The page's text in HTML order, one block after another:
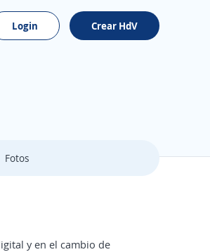
Login Crear HdV
Fotos
y en el cambio de